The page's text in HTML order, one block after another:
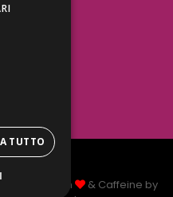
Policy
© Made with
& Caffeine by
TUTTO